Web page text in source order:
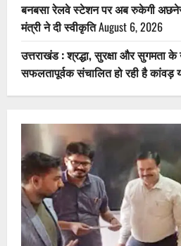
बनबसा रेलवे स्टेशन पर अब रुकेगी
मंत्री ने दी स्वीकृतिAugust 6, 2026
उत्तराखंड : श्रद्धा, सुरक्षा और सुगमता
सफलतापूर्वक संचालित हो रही है कांवड़